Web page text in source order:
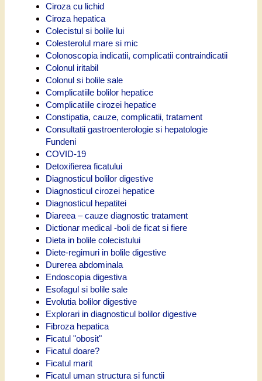
Ciroza cu lichid
Ciroza hepatica
Colecistul si bolile lui
Colesterolul mare si mic
Colonoscopia indicatii, complicatii contraindicatii
Colonul iritabil
Colonul si bolile sale
Complicatiile bolilor hepatice
Complicatiile cirozei hepatice
Constipatia, cauze, complicatii, tratament
Consultatii gastroenterologie si hepatologie
Fundeni
COVID-19
Detoxifierea ficatului
Diagnosticul bolilor digestive
Diagnosticul cirozei hepatice
Diagnosticul hepatitei
Diareea – cauze diagnostic tratament
Dictionar medical -boli de ficat si fiere
Dieta in bolile colecistului
Diete-regimuri in bolile digestive
Durerea abdominala
Endoscopia digestiva
Esofagul si bolile sale
Evolutia bolilor digestive
Explorari in diagnosticul bolilor digestive
Fibroza hepatica
Ficatul "obosit"
Ficatul doare?
Ficatul marit
Ficatul uman structura si functii